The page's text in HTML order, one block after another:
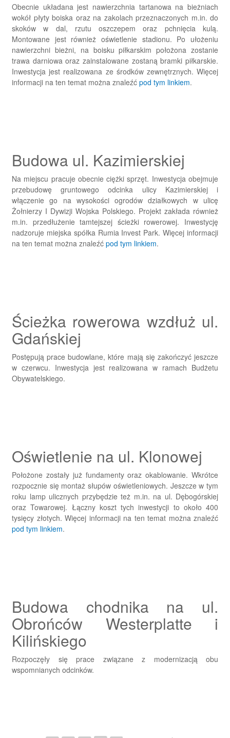
Obecnie układana jest nawierzchnia tartanowa na bieżniach
wokół płyty boiska oraz na zakolach przeznaczonych m.in. do
skoków w dal, rzutu oszczepem oraz pchnięcia kulą.
Montowane jest również oświetlenie stadionu. Po ułożeniu
nawierzchni bieżni, na boisku piłkarskim położona zostanie
trawa darniowa oraz zainstalowane zostaną bramki piłkarskie.
Inwestycja jest realizowana ze środków zewnętrznych. Więcej
informacji na ten temat można znaleźć pod tym linkiem.
Budowa ul. Kazimierskiej
Na miejscu pracuje obecnie ciężki sprzęt. Inwestycja obejmuje
przebudowę gruntowego odcinka ulicy Kazimierskiej i
włączenie go na wysokości ogrodów działkowych w ulicę
Żołnierzy I Dywizji Wojska Polskiego. Projekt zakłada również
m.in. przedłużenie tamtejszej ścieżki rowerowej. Inwestycję
nadzoruje miejska spółka Rumia Invest Park. Więcej informacji
na ten temat można znaleźć pod tym linkiem.
Ścieżka rowerowa wzdłuż ul.
Gdańskiej
Postępują prace budowlane, które mają się zakończyć jeszcze
w czerwcu. Inwestycja jest realizowana w ramach Budżetu
Obywatelskiego.
Oświetlenie na ul. Klonowej
Położone zostały już fundamenty oraz okablowanie. Wkrótce
rozpocznie się montaż słupów oświetleniowych. Jeszcze w tym
roku lamp ulicznych przybędzie też m.in. na ul. Dębogórskiej
oraz Towarowej. Łączny koszt tych inwestycji to około 400
tysięcy złotych. Więcej informacji na ten temat można znaleźć
pod tym linkiem.
Budowa chodnika na ul.
Obrońców Westerplatte i
Kilińskiego
Rozpoczęły się prace związane z modernizacją obu
wspomnianych odcinków.